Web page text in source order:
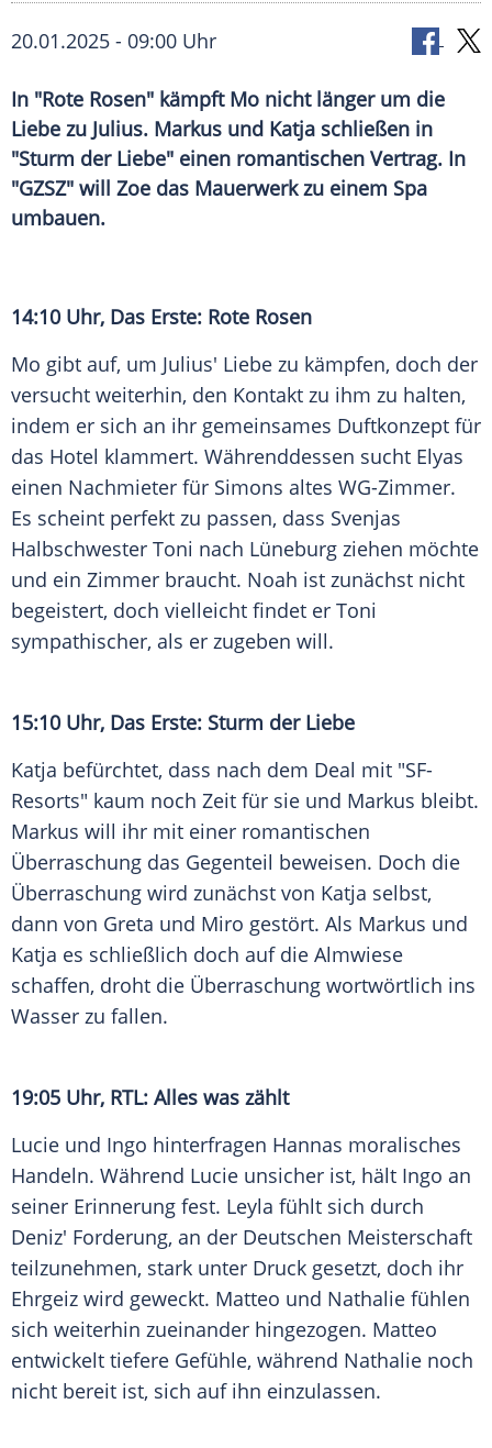
20.01.2025 - 09:00 Uhr
In "Rote Rosen" kämpft Mo nicht länger um die
Liebe zu Julius. Markus und Katja schließen in
"Sturm der Liebe" einen romantischen Vertrag. In
"GZSZ" will Zoe das Mauerwerk zu einem Spa
umbauen.
14:10 Uhr, Das Erste: Rote Rosen
Mo gibt auf, um Julius' Liebe zu kämpfen, doch der
versucht weiterhin, den Kontakt zu ihm zu halten,
indem er sich an ihr gemeinsames Duftkonzept für
das Hotel klammert. Währenddessen sucht Elyas
einen Nachmieter für Simons altes WG-Zimmer.
Es scheint perfekt zu passen, dass Svenjas
Halbschwester Toni nach Lüneburg ziehen möchte
und ein Zimmer braucht. Noah ist zunächst nicht
begeistert, doch vielleicht findet er Toni
sympathischer, als er zugeben will.
15:10 Uhr, Das Erste: Sturm der Liebe
Katja befürchtet, dass nach dem Deal mit "SF-
Resorts" kaum noch Zeit für sie und Markus bleibt.
Markus will ihr mit einer romantischen
Überraschung das Gegenteil beweisen. Doch die
Überraschung wird zunächst von Katja selbst,
dann von Greta und Miro gestört. Als Markus und
Katja es schließlich doch auf die Almwiese
schaffen, droht die Überraschung wortwörtlich ins
Wasser zu fallen.
19:05 Uhr, RTL: Alles was zählt
Lucie und Ingo hinterfragen Hannas moralisches
Handeln. Während Lucie unsicher ist, hält Ingo an
seiner Erinnerung fest. Leyla fühlt sich durch
Deniz' Forderung, an der Deutschen Meisterschaft
teilzunehmen, stark unter Druck gesetzt, doch ihr
Ehrgeiz wird geweckt. Matteo und Nathalie fühlen
sich weiterhin zueinander hingezogen. Matteo
entwickelt tiefere Gefühle, während Nathalie noch
nicht bereit ist, sich auf ihn einzulassen.